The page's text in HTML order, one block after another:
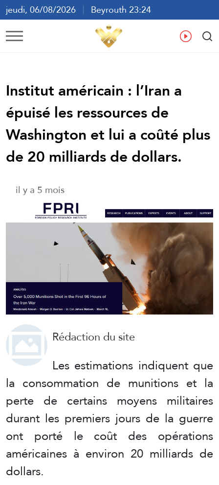
jeudi, 06/08/2026
Beyrouth 23:24
ع
Institut américain : l’Iran a
épuisé les ressources de
Washington et lui a coûté plus
de 20 milliards de dollars.
il y a 5 mois
Rédaction du site
Les estimations indiquent que
la consommation de munitions et la
perte de certains moyens militaires
durant les premiers jours de la guerre
ont porté le coût des opérations
américaines à environ 20 milliards de
dollars.